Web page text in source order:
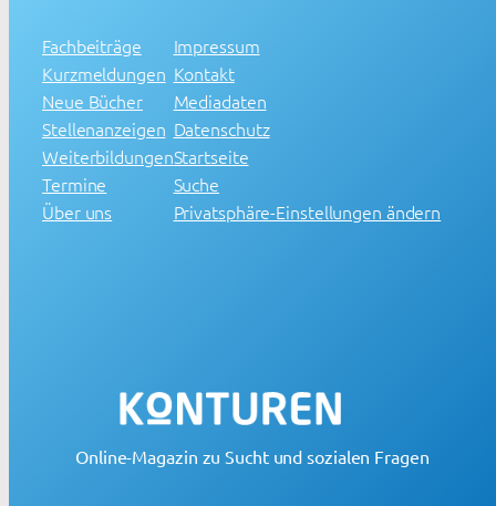
Fachbeiträge
Kurzmeldungen
Neue Bücher
Stellenanzeigen
Weiterbildungen
Termine
Über uns
Impressum
Kontakt
Mediadaten
Datenschutz
Startseite
Suche
Privatsphäre-Einstellungen ändern
Online-Magazin zu Sucht und sozialen Fragen